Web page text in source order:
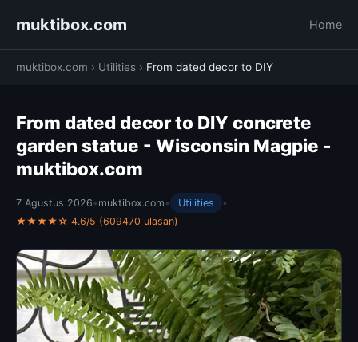
muktibox.com Home
muktibox.com › Utilities › From dated decor to DIY
From dated decor to DIY concrete
garden statue - Wisconsin Magpie -
muktibox.com
7 Agustus 2026 • muktibox.com • Utilities
•
★★★★☆ 4.6/5 (609470 ulasan)